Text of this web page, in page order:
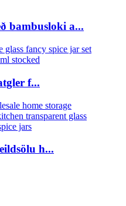
bambusloki a...
f...
h...